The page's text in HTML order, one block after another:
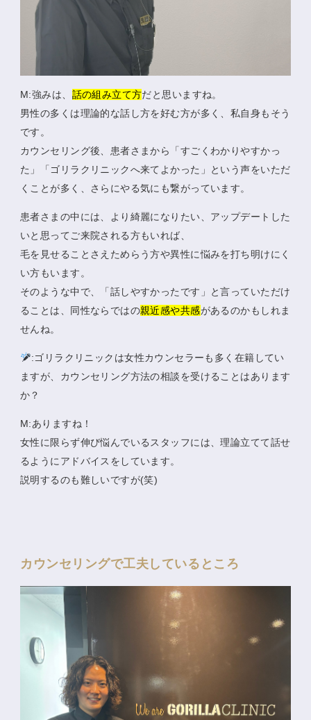
M:強みは、 話の組み立て方だと思いますね。
男性の多くは理論的な話し方を好む方が多く、私自身もそう
です。
カウンセリング後、患者さまから「すごくわかりやすかっ
た」「ゴリラクリニックへ来てよかった」という声をいただ
くことが多く、さらにやる気にも繋がっています。
患者さまの中には、より綺麗になりたい、アップデートした
いと思ってご来院される方もいれば、
毛を見せることさえためらう方や異性に悩みを打ち明けにく
い方もいます。
そのような中で、「話しやすかったです」と言っていただけ
ることは、同性ならではの親近感や共感があるのかもしれま
せんね。
:ゴリラクリニックは女性カウンセラーも多く在籍してい
ますが、カウンセリング方法の相談を受けることはあります
か？
M:ありますね！
女性に限らず伸び悩んでいるスタッフには、理論立てて話せ
るようにアドバイスをしています。
説明するのも難しいですが(笑)
カウンセリングで工夫しているところ